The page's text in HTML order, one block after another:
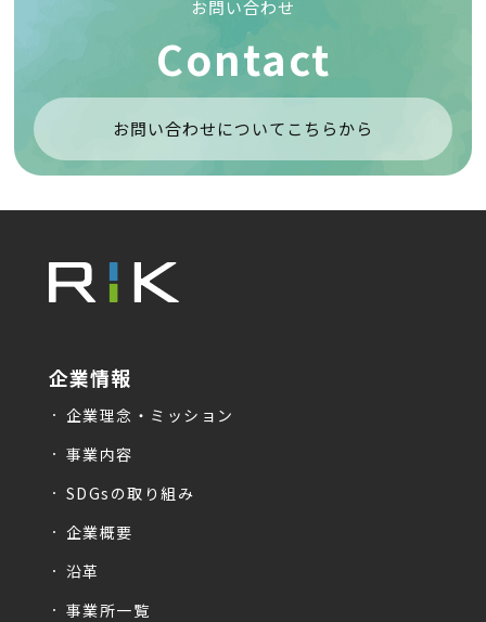
お問い合わせ
Contact
お問い合わせについてこちらから
企業情報
企業理念・ミッション
事業内容
SDGsの取り組み
企業概要
沿革
事業所一覧